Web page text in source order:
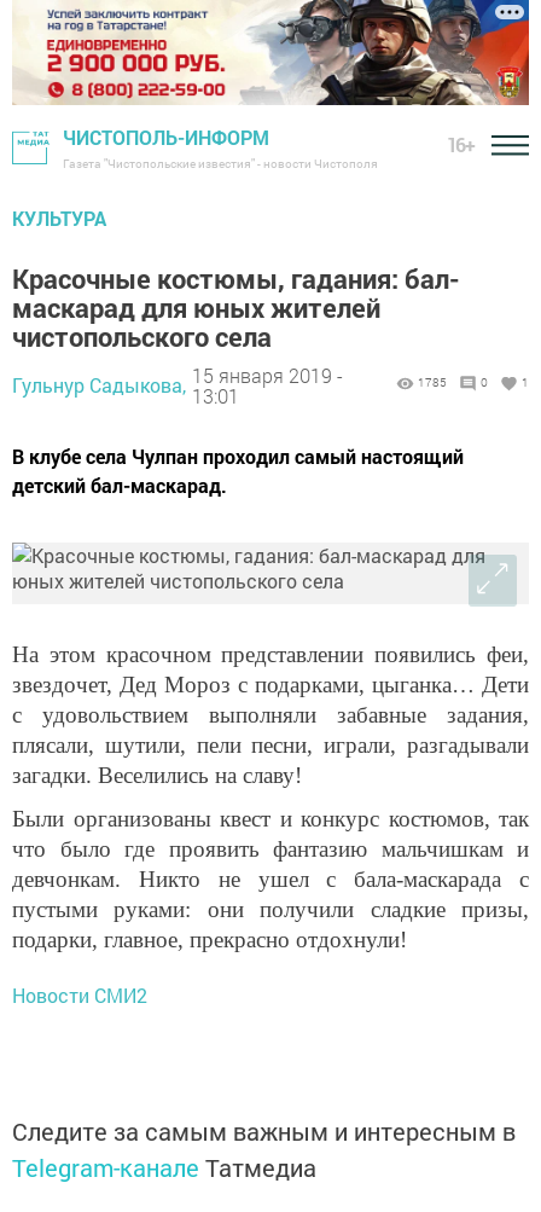
ЧИСТОПОЛЬ-ИНФОРМ
Газета "Чистопольские известия" - новости Чистополя
16+
КУЛЬТУРА
Красочные костюмы, гадания: бал-
маскарад для юных жителей
чистопольского села
Гульнур Садыкова, 15 января 2019 -
13:01
1785 0 1
В клубе села Чулпан проходил самый настоящий
детский бал-маскарад.
На этом красочном представлении появились феи,
звездочет, Дед Мороз с подарками, цыганка… Дети
с удовольствием выполняли забавные задания,
плясали, шутили, пели песни, играли, разгадывали
загадки. Веселились на славу!
Были организованы квест и конкурс костюмов, так
что было где проявить фантазию мальчишкам и
девчонкам. Никто не ушел с бала-маскарада с
пустыми руками: они получили сладкие призы,
подарки, главное, прекрасно отдохнули!
Новости СМИ2
Следите за самым важным и интересным в
Telegram-канале Татмедиа